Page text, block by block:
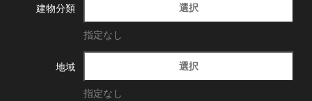
建物分類 選択
指定なし
地域 選択
指定なし